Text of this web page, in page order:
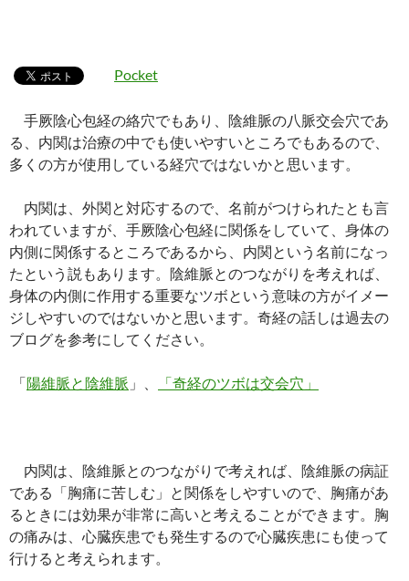
Pocket
手厥陰心包経の絡穴でもあり、陰維脈の八脈交会穴であ
る、内関は治療の中でも使いやすいところでもあるので、
多くの方が使用している経穴ではないかと思います。
内関は、外関と対応するので、名前がつけられたとも言
われていますが、手厥陰心包経に関係をしていて、身体の
内側に関係するところであるから、内関という名前になっ
たという説もあります。陰維脈とのつながりを考えれば、
身体の内側に作用する重要なツボという意味の方がイメー
ジしやすいのではないかと思います。奇経の話しは過去の
ブログを参考にしてください。
「陽維脈と陰維脈 」、 「奇経のツボは交会穴」
内関は、陰維脈とのつながりで考えれば、陰維脈の病証
である「胸痛に苦しむ」と関係をしやすいので、胸痛があ
るときには効果が非常に高いと考えることができます。胸
の痛みは、心臓疾患でも発生するので心臓疾患にも使って
行けると考えられます。